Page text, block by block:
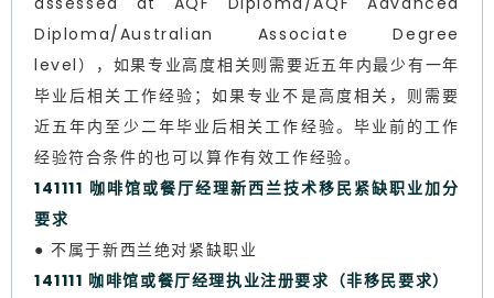
Diploma/Australian Associate Degree
level），如果专业高度相关则需要近五年内最少有一年
毕业后相关工作经验；如果专业不是高度相关，则需要
近五年内至少二年毕业后相关工作经验。毕业前的工作
经验符合条件的也可以算作有效工作经验。
141111 咖啡馆或餐厅经理新西兰技术移民紧缺职业加分
要求
● 不属于新西兰绝对紧缺职业
141111 咖啡馆或餐厅经理执业注册要求（非移民要求）